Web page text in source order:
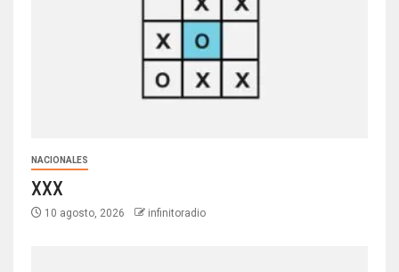
NACIONALES
XXX
10 agosto, 2026 infinitoradio